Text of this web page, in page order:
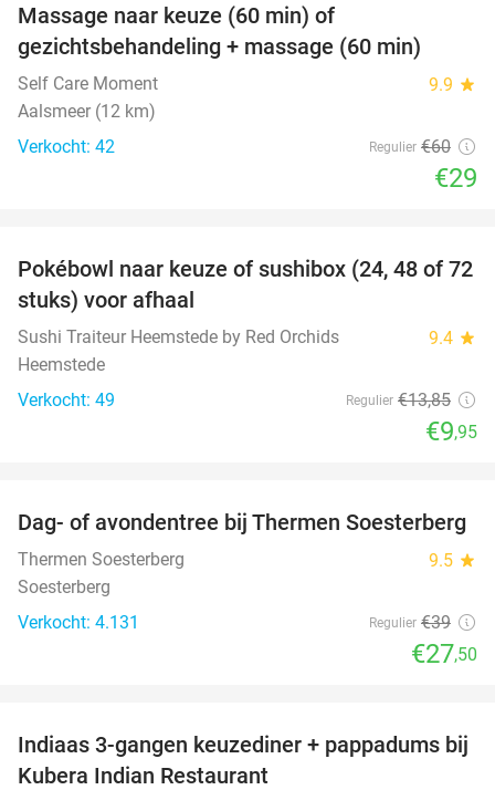
Massage naar keuze (60 min) of
gezichtsbehandeling + massage (60 min)
Self Care Moment 9.9 star
Aalsmeer (12 km)
Verkocht: 42
Regulier €60
€29
28%
Pokébowl naar keuze of sushibox (24, 48 of 72
stuks) voor afhaal
Sushi Traiteur Heemstede by Red Orchids 9.4 star
Heemstede
Verkocht: 49
Regulier €13,85
€9,95
29%
Dag- of avondentree bij Thermen Soesterberg
Thermen Soesterberg 9.5 star
Soesterberg
Verkocht: 4.131
Regulier €39
€27,50
32%
Indiaas 3-gangen keuzediner + pappadums bij
Kubera Indian Restaurant